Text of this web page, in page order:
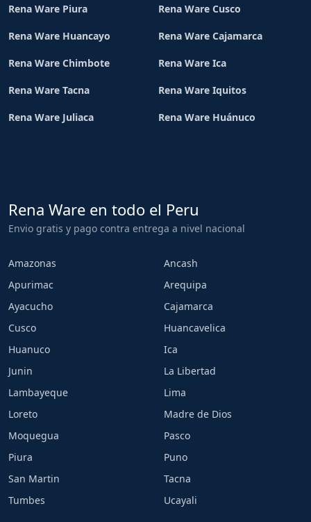
Rena Ware Piura Rena Ware Cusco
Rena Ware Huancayo Rena Ware Cajamarca
Rena Ware Chimbote Rena Ware Ica
Rena Ware Tacna Rena Ware Iquitos
Rena Ware Juliaca Rena Ware Huánuco
Rena Ware en todo el Peru
Envio gratis y pago contra entrega a nivel nacional
Amazonas
Ancash
Apurimac
Arequipa
Ayacucho
Cajamarca
Cusco
Huancavelica
Huanuco
Ica
Junin
La Libertad
Lambayeque
Lima
Loreto
Madre de Dios
Moquegua
Pasco
Piura
Puno
San Martin
Tacna
Tumbes
Ucayali